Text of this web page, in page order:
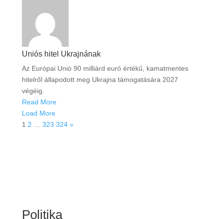
Uniós hitel Ukrajnának
Az Európai Unió 90 milliárd euró értékű, kamatmentes
hitelről állapodott meg Ukrajna támogatására 2027
végéig.
Read More
Load More
1 2 323 324 »
Politika